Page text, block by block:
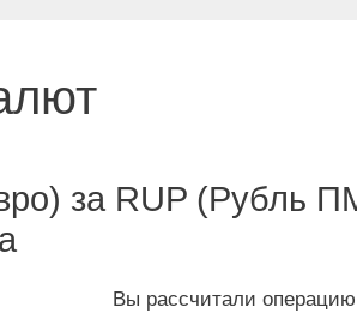
за RUP (Рубль
Вы рассчитали операцию